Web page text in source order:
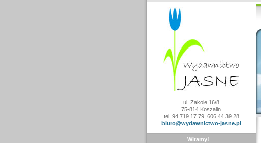
ul. Zakole 16/8
75-814 Koszalin
tel. 94 719 17 79, 606 44 39 28
biuro@wydawnictwo-jasne.pl
Witamy!